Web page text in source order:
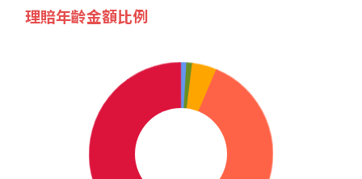
理賠年齡金額比例